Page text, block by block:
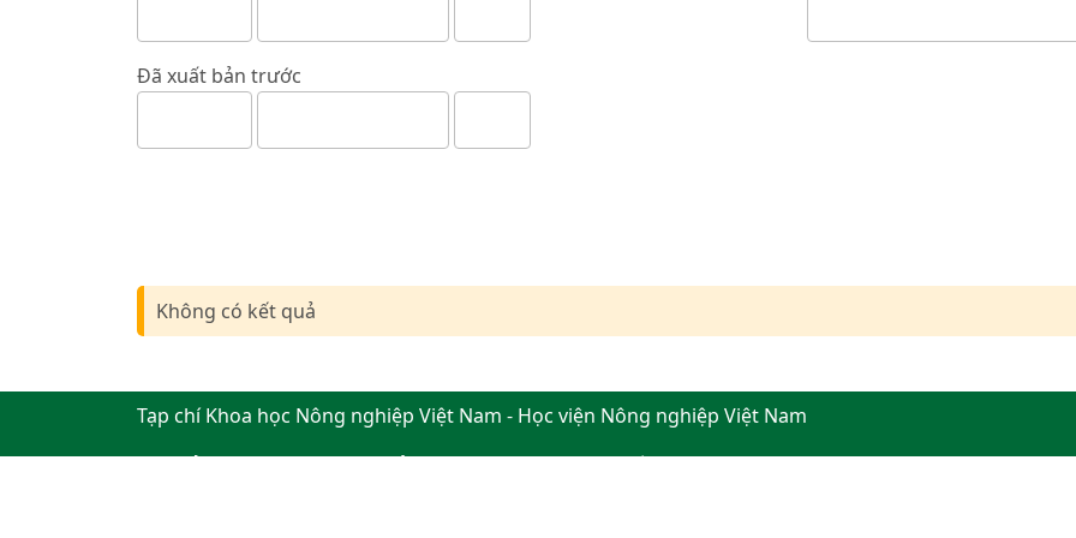
Đã xuất bản trước
Không có kết quả
Tạp chí Khoa học Nông nghiệp Việt Nam - Học viện Nông nghiệp Việt Nam
Địa chỉ: Đường Ngô Xuân Quảng, xã Gia Lâm, thành phố Hà Nội